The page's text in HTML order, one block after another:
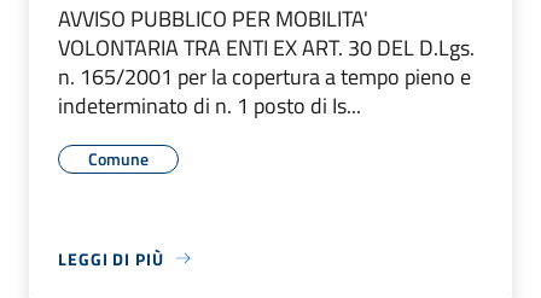
AVVISO PUBBLICO PER MOBILITA'
VOLONTARIA TRA ENTI EX ART. 30 DEL D.Lgs.
n. 165/2001 per la copertura a tempo pieno e
indeterminato di n. 1 posto di Is...
Comune
LEGGI DI PIÙ